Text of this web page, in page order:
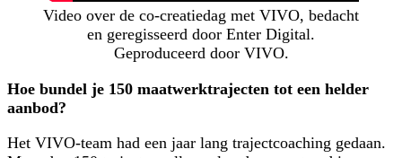
Video over de co-creatiedag met VIVO, bedacht
en geregisseerd door Enter Digital.
Geproduceerd door VIVO.
Hoe bundel je 150 maatwerktrajecten tot een helder
aanbod?
Het VIVO-team had een jaar lang trajectcoaching gedaan.